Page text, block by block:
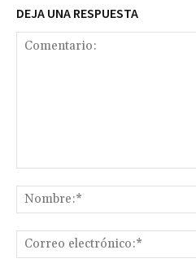
DEJA UNA RESPUESTA